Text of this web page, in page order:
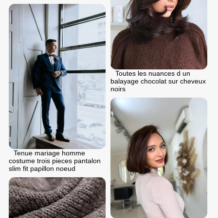
Toutes les nuances d un
balayage chocolat sur cheveux
noirs
Tenue mariage homme
costume trois pieces pantalon
slim fit papillon noeud